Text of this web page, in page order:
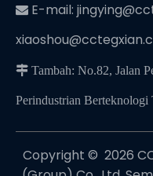
 E-mail:
 Tambah: No.82, Jalan
Perindustrian
Copyright © ️ 2026